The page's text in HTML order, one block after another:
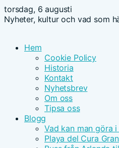
torsdag, 6 augusti
Nyheter, kultur och vad som
Hem
Cookie Policy
Historia
Kontakt
Nyhetsbrev
Om oss
Tipsa oss
Blogg
Vad kan man göra
Playa del Cura